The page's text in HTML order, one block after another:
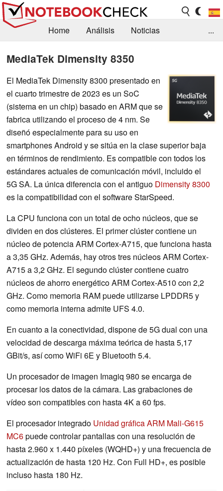
Home Análisis
Noticias
Contacto
...
MediaTek Dimensity 8350
El MediaTek Dimensity 8300 presentado en
el cuarto trimestre de 2023 es un SoC
(sistema en un chip) basado en ARM que se
fabrica utilizando el proceso de 4 nm. Se
diseñó especialmente para su uso en
smartphones Android y se sitúa en la clase superior baja
en términos de rendimiento. Es compatible con todos los
estándares actuales de comunicación móvil, incluido el
5G SA. La única diferencia con el antiguo Dimensity 8300
es la compatibilidad con el software StarSpeed.
La CPU funciona con un total de ocho núcleos, que se
dividen en dos clústeres. El primer clúster contiene un
núcleo de potencia ARM Cortex-A715, que funciona hasta
a 3,35 GHz. Además, hay otros tres núcleos ARM Cortex-
A715 a 3,2 GHz. El segundo clúster contiene cuatro
núcleos de ahorro energético ARM Cortex-A510 con 2,2
GHz. Como memoria RAM puede utilizarse LPDDR5 y
como memoria interna admite UFS 4.0.
En cuanto a la conectividad, dispone de 5G dual con una
velocidad de descarga máxima teórica de hasta 5,17
GBit/s, así como WiFi 6E y Bluetooth 5.4.
Un procesador de imagen Imagiq 980 se encarga de
procesar los datos de la cámara. Las grabaciones de
vídeo son compatibles con hasta 4K a 60 fps.
El procesador integrado Unidad gráfica ARM Mali-G615
MC6puede controlar pantallas con una resolución de
hasta 2.960 x 1.440 píxeles (WQHD+) y una frecuencia de
actualización de hasta 120 Hz. Con Full HD+, es posible
incluso hasta 180 Hz.